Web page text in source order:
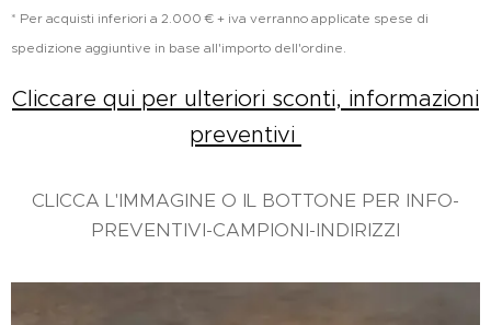
* Per acquisti inferiori a 2.000 € + iva verranno applicate spese di
spedizione aggiuntive in base all'importo dell'ordine.
Cliccare qui per ulteriori sconti, informazioni
preventivi
CLICCA L'IMMAGINE O IL BOTTONE PER INFO-
PREVENTIVI-CAMPIONI-INDIRIZZI